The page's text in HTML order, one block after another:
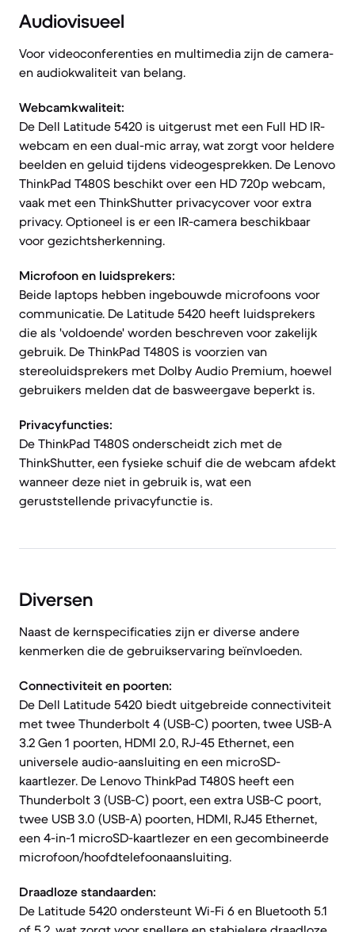
Audiovisueel
Voor videoconferenties en multimedia zijn de camera-
en audiokwaliteit van belang.
Webcamkwaliteit:
De Dell Latitude 5420 is uitgerust met een Full HD IR-
webcam en een dual-mic array, wat zorgt voor heldere
beelden en geluid tijdens videogesprekken. De Lenovo
ThinkPad T480S beschikt over een HD 720p webcam,
vaak met een ThinkShutter privacycover voor extra
privacy. Optioneel is er een IR-camera beschikbaar
voor gezichtsherkenning.
Microfoon en luidsprekers:
Beide laptops hebben ingebouwde microfoons voor
communicatie. De Latitude 5420 heeft luidsprekers
die als 'voldoende' worden beschreven voor zakelijk
gebruik. De ThinkPad T480S is voorzien van
stereoluidsprekers met Dolby Audio Premium, hoewel
gebruikers melden dat de basweergave beperkt is.
Privacyfuncties:
De ThinkPad T480S onderscheidt zich met de
ThinkShutter, een fysieke schuif die de webcam afdekt
wanneer deze niet in gebruik is, wat een
geruststellende privacyfunctie is.
Diversen
Naast de kernspecificaties zijn er diverse andere
kenmerken die de gebruikservaring beïnvloeden.
Connectiviteit en poorten:
De Dell Latitude 5420 biedt uitgebreide connectiviteit
met twee Thunderbolt 4 (USB-C) poorten, twee USB-A
3.2 Gen 1 poorten, HDMI 2.0, RJ-45 Ethernet, een
universele audio-aansluiting en een microSD-
kaartlezer. De Lenovo ThinkPad T480S heeft een
Thunderbolt 3 (USB-C) poort, een extra USB-C poort,
twee USB 3.0 (USB-A) poorten, HDMI, RJ45 Ethernet,
een 4-in-1 microSD-kaartlezer en een gecombineerde
microfoon/hoofdtelefoonaansluiting.
Draadloze standaarden:
De Latitude 5420 ondersteunt Wi-Fi 6 en Bluetooth 5.1